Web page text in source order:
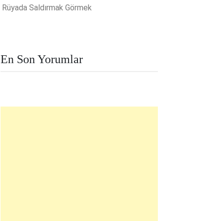
Rüyada Saldırmak Görmek
En Son Yorumlar